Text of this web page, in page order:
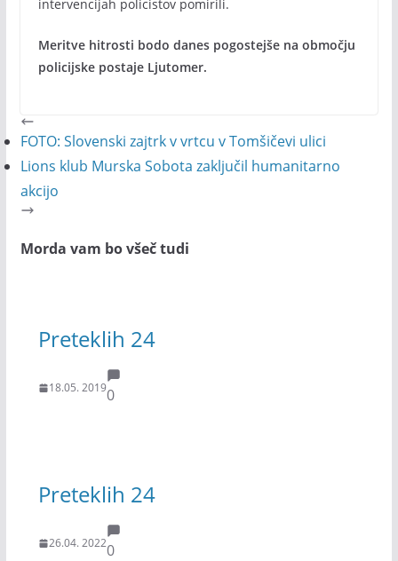
intervencijah policistov pomirili.
Meritve hitrosti bodo danes pogostejše na območju
policijske postaje Ljutomer.
FOTO: Slovenski zajtrk v vrtcu v Tomšičevi ulici
Lions klub Murska Sobota zaključil humanitarno
akcijo
Morda vam bo všeč tudi
Preteklih 24
18.05. 20190
Preteklih 24
26.04. 20220